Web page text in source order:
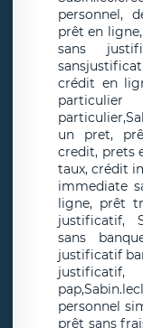
personnel,
prêt en
sans
crédit en
un pret,
credit, prets
taux, crédit
immediate
ligne, prêt
justificatif,
sans
justificatif
personnel
prêt sans